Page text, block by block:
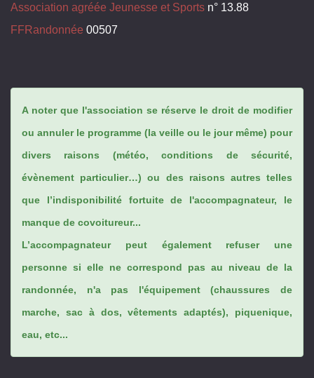
Association agréée Jeunesse et Sports n° 13.88
FFRandonnée 00507
A noter que l'association se réserve le droit de modifier
ou annuler le programme (la veille ou le jour même) pour
divers raisons (météo, conditions de sécurité,
évènement particulier…) ou des raisons autres telles
que l’indisponibilité fortuite de l'accompagnateur, le
manque de covoitureur...
L’accompagnateur peut également refuser une
personne si elle ne correspond pas au niveau de la
randonnée, n'a pas l'équipement (chaussures de
marche, sac à dos, vêtements adaptés), piquenique,
eau, etc...